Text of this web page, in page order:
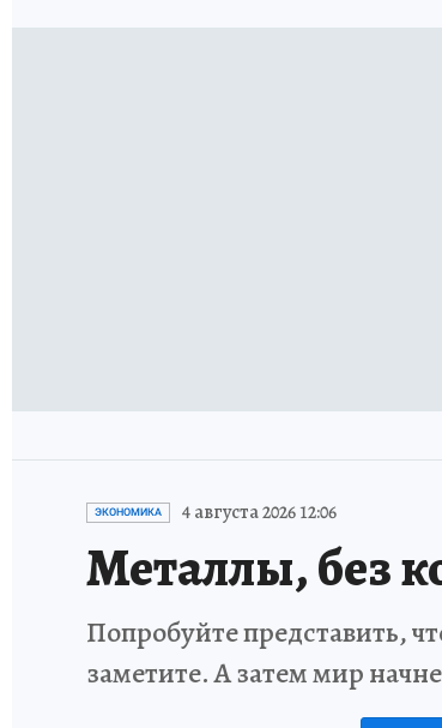
ЭКОНОМИКА 4 августа 2026 12:06
Металлы, без
Попробуйте представить,
заметите. А затем мир